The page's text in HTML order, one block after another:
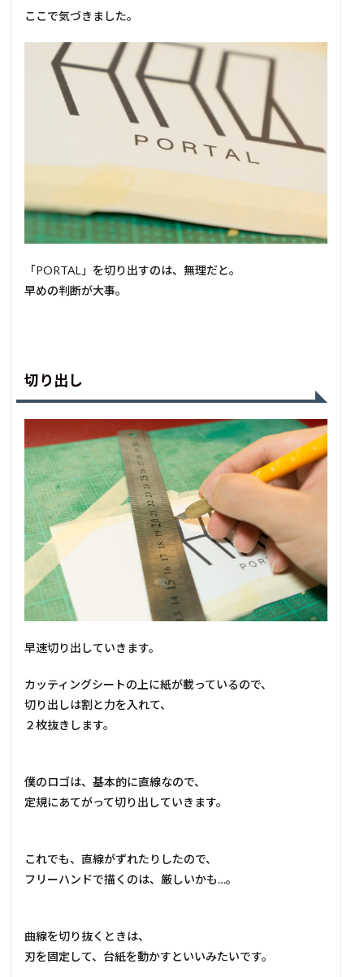
ここで気づきました。
「PORTAL」を切り出すのは、無理だと。
早めの判断が大事。
切り出し
早速切り出していきます。
カッティングシートの上に紙が載っているので、
切り出しは割と力を入れて、
２枚抜きします。
僕のロゴは、基本的に直線なので、
定規にあてがって切り出していきます。
これでも、直線がずれたりしたので、
フリーハンドで描くのは、厳しいかも…。
曲線を切り抜くときは、
刃を固定して、台紙を動かすといいみたいです。